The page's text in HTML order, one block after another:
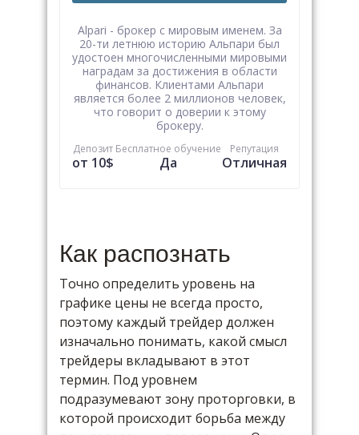
Alpari - брокер с мировым именем. За
20-ти летнюю историю Альпари был
удостоен многочисленными мировыми
наградам за достижения в области
финансов. Клиентами Альпари
является более 2 миллионов человек,
что говорит о доверии к этому
брокеру.
Депозит
от 10$
Бесплатное обучение
Да
Репутация
Отличная
Как распознать
Точно определить уровень на
графике цены не всегда просто,
поэтому каждый трейдер должен
изначально понимать, какой смысл
трейдеры вкладывают в этот
термин. Под уровнем
подразумевают зону проторговки, в
которой происходит борьба между